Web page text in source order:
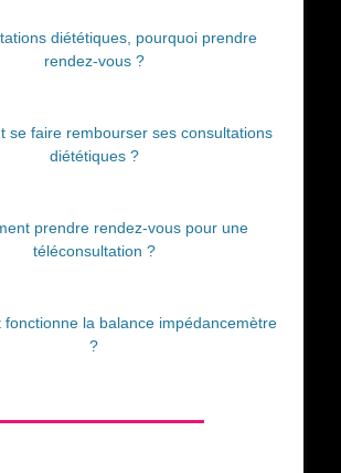
diététiques, pourquoi prendre
rendez-vous ?
se faire rembourser ses consultations
diététiques ?
prendre rendez-vous pour une
téléconsultation ?
fonctionne la balance impédancemètre
?